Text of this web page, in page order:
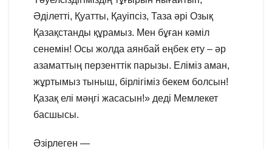
Әділетті, Қуатты, Қауіпсіз, Таза әрі Озық
Қазақстанды құрамыз. Мен бұған кәміл
сенемін! Осы жолда аянбай еңбек ету – әр
азаматтың перзенттік парызы. Еліміз аман,
жұртымыз тыныш, бірлігіміз бекем болсын!
Қазақ елі мәңгі жасасын!» деді Мемлекет
басшысы.
Әзірлеген —